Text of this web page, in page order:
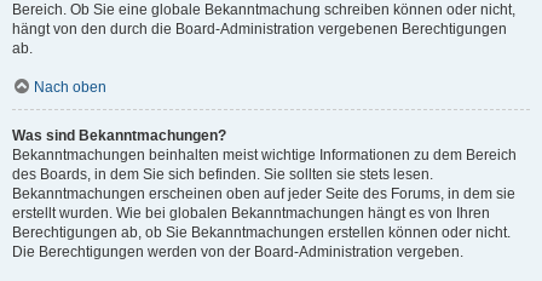
Bereich. Ob Sie eine globale Bekanntmachung schreiben können oder nicht,
hängt von den durch die Board-Administration vergebenen Berechtigungen
ab.
Nach oben
Was sind Bekanntmachungen?
Bekanntmachungen beinhalten meist wichtige Informationen zu dem Bereich
des Boards, in dem Sie sich befinden. Sie sollten sie stets lesen.
Bekanntmachungen erscheinen oben auf jeder Seite des Forums, in dem sie
erstellt wurden. Wie bei globalen Bekanntmachungen hängt es von Ihren
Berechtigungen ab, ob Sie Bekanntmachungen erstellen können oder nicht.
Die Berechtigungen werden von der Board-Administration vergeben.